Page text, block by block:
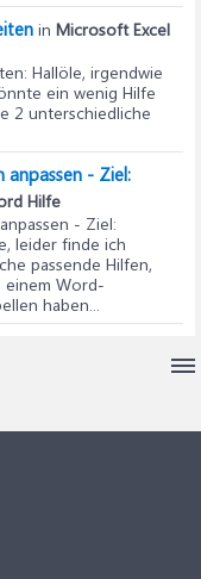
in Microsoft Excel
: Hallöle, irgendwie
ein wenig Hilfe
2 unterschiedliche
anpassen - Ziel:
Hilfe
- Ziel:
leider finde ich
passende Hilfen,
einem Word-
haben...